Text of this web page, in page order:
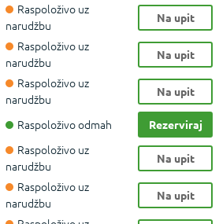
Raspoloživo uz
narudžbu
Na upit
Raspoloživo uz
narudžbu
Na upit
Raspoloživo uz
narudžbu
Na upit
Raspoloživo odmah Rezerviraj
Raspoloživo uz
narudžbu
Na upit
Raspoloživo uz
narudžbu
Na upit